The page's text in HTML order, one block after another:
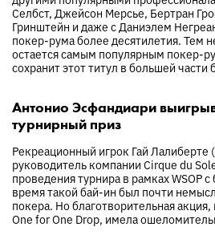
Селбст, Джейсон Мерсье, Бертран
Гринштейн и даже с Даниэлем
покер-рума более десятилетия. Тем
остается самым популярным покер-
сохранит этот титул в большей части
Антонио Эсфандиари
турнирный приз
Рекреационный игрок Гай Лалиберте
руководитель компании Cirque du
проведения турнира в рамках WSOP
время такой бай-ин был почти
покера. Но благотворительная
One for One Drop, имела